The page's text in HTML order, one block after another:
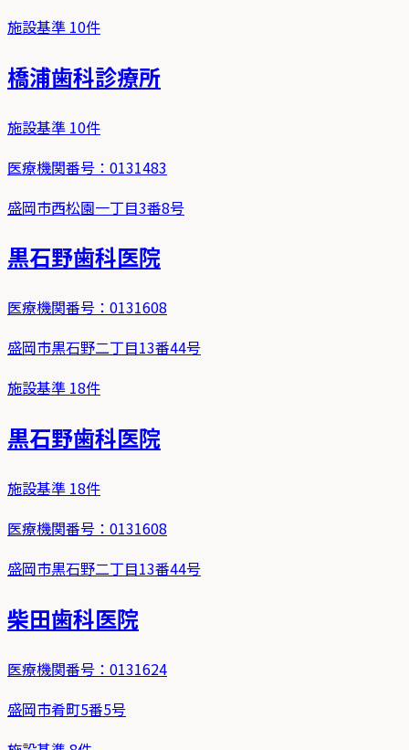
施設基準 10件
橋浦歯科診療所
施設基準 10件
医療機関番号： 0131483
盛岡市西松園一丁目3番8号
黒石野歯科医院
医療機関番号： 0131608
盛岡市黒石野二丁目13番44号
施設基準 18件
黒石野歯科医院
施設基準 18件
医療機関番号： 0131608
盛岡市黒石野二丁目13番44号
柴田歯科医院
医療機関番号： 0131624
盛岡市肴町5番5号